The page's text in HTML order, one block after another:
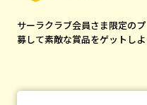
サーラクラブ会員さま限定のプ
募して素敵な賞品をゲットしよ